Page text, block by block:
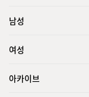
남성
여성
아카이브